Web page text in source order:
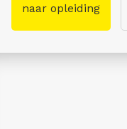
naar opleiding